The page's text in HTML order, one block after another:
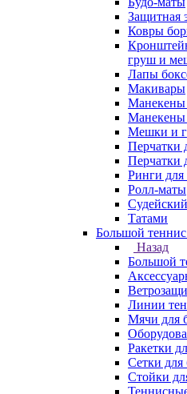
Защитная
Ковры
груш и
Лапы
Макивары
Манекены
Манекены
Мешки и
Перчатки
Перчатки
Ринги
Ролл-маты
Татами
Большой теннис
Назад
Большой
Линии
Мячи для
Ракетки
Сетки для
Стойки